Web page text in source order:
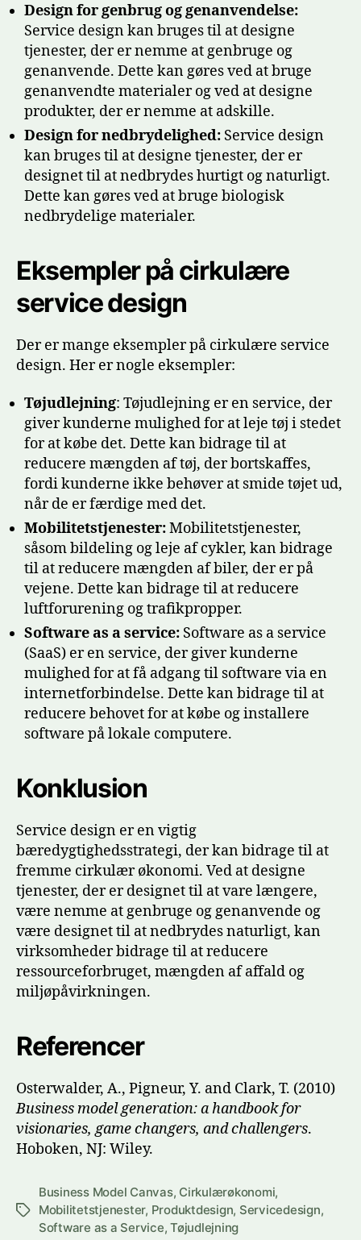
Design for genbrug og genanvendelse:
Service design kan bruges til at designe
tjenester, der er nemme at genbruge og
genanvende. Dette kan gøres ved at bruge
genanvendte materialer og ved at designe
produkter, der er nemme at adskille.
Design for nedbrydelighed: Service design
kan bruges til at designe tjenester, der er
designet til at nedbrydes hurtigt og naturligt.
Dette kan gøres ved at bruge biologisk
nedbrydelige materialer.
Eksempler på cirkulære
service design
Der er mange eksempler på cirkulære service
design. Her er nogle eksempler:
Tøjudlejning: Tøjudlejning er en service, der
giver kunderne mulighed for at leje tøj i stedet
for at købe det. Dette kan bidrage til at
reducere mængden af tøj, der bortskaffes,
fordi kunderne ikke behøver at smide tøjet ud,
når de er færdige med det.
Mobilitetstjenester:Mobilitetstjenester,
såsom bildeling og leje af cykler, kan bidrage
til at reducere mængden af biler, der er på
vejene. Dette kan bidrage til at reducere
luftforurening og trafikpropper.
Software as a service: Software as a service
(SaaS) er en service, der giver kunderne
mulighed for at få adgang til software via en
internetforbindelse. Dette kan bidrage til at
reducere behovet for at købe og installere
software på lokale computere.
Konklusion
Service design er en vigtig
bæredygtighedsstrategi, der kan bidrage til at
fremme cirkulær økonomi. Ved at designe
tjenester, der er designet til at vare længere,
være nemme at genbruge og genanvende og
være designet til at nedbrydes naturligt, kan
virksomheder bidrage til at reducere
ressourceforbruget, mængden af affald og
miljøpåvirkningen.
Referencer
Osterwalder, A., Pigneur, Y. and Clark, T. (2010)
Business model generation: a handbook for
visionaries, game changers, and challengers.
Hoboken, NJ: Wiley.
Tags
Business Model Canvas, Cirkulærøkonomi,
Mobilitetstjenester, Produktdesign, Servicedesign,
Software as a Service,Tøjudlejning